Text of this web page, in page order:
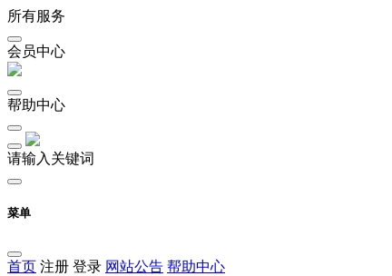
所有服务
会员中心
帮助中心
请输入关键词
菜单
首页 注册 登录 网站公告 帮助中心